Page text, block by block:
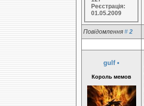
Реєстрація:
01.05.2009
Повідомлення # 2
gulf •
Король мемов